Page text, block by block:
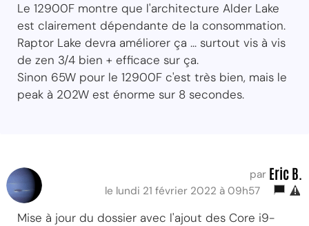
Le 12900F montre que l'architecture Alder Lake
est clairement dépendante de la consommation.
Raptor Lake devra améliorer ça ... surtout vis à vis
de zen 3/4 bien + efficace sur ça.
Sinon 65W pour le 12900F c'est très bien, mais le
peak à 202W est énorme sur 8 secondes.
par Eric B.
le lundi 21 février 2022 à 09h57
Mise à jour du dossier avec l'ajout des Core i9-